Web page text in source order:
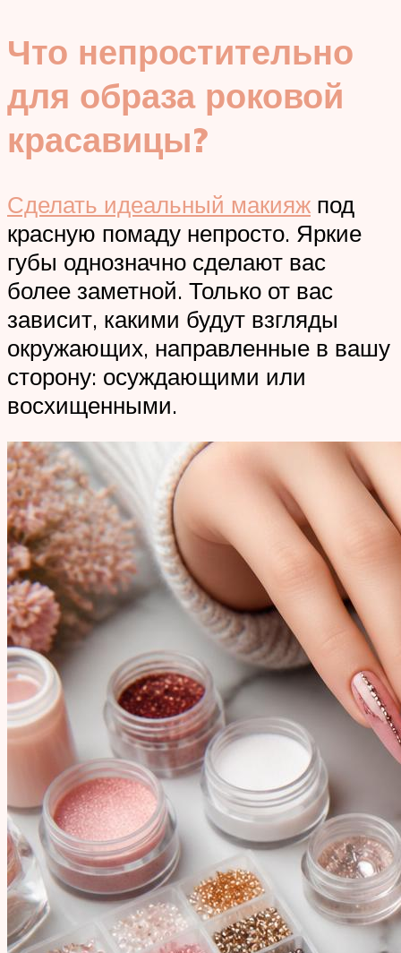
Что непростительно
для образа роковой
красавицы?
Сделать идеальный макияж под
красную помаду непросто. Яркие
губы однозначно сделают вас
более заметной. Только от вас
зависит, какими будут взгляды
окружающих, направленные в вашу
сторону: осуждающими или
восхищенными.